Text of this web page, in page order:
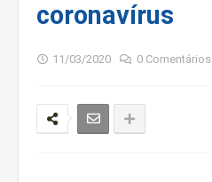
coronavírus
11/03/2020 0 Comentários